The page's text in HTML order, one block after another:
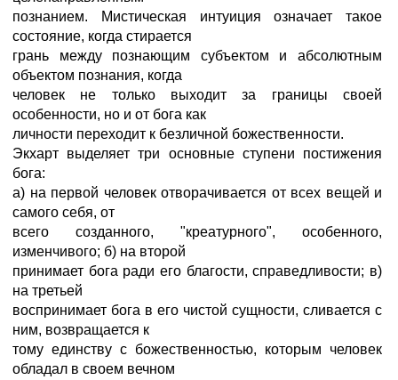
познанием. Мистическая интуиция означает такое
состояние, когда стирается
грань между познающим субъектом и абсолютным
объектом познания, когда
человек не только выходит за границы своей
особенности, но и от бога как
личности переходит к безличной божественности.
Экхарт выделяет три основные ступени постижения
бога:
а) на первой человек отворачивается от всех вещей и
самого себя, от
всего созданного, "креатурного", особенного,
изменчивого; б) на второй
принимает бога ради его благости, справедливости; в)
на третьей
воспринимает бога в его чистой сущности, сливается с
ним, возвращается к
тому единству с божественностью, которым человек
обладал в своем вечном